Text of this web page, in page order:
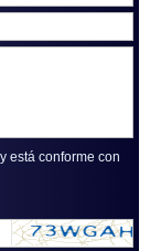
está conforme con